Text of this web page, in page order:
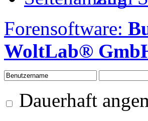
Forensoftware:
WoltLab®
Dauerhaft